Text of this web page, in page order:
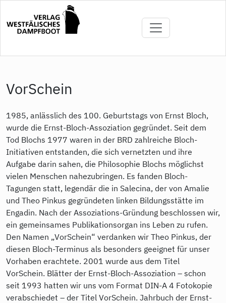
Inhalt
VorSchein
1985, anlässlich des 100. Geburtstags von Ernst Bloch,
wurde die Ernst-Bloch-Assoziation gegründet. Seit dem
Tod Blochs 1977 waren in der BRD zahlreiche Bloch-
Initiativen entstanden, die sich vernetzten und ihre
Aufgabe darin sahen, die Philosophie Blochs möglichst
vielen Menschen nahezubringen. Es fanden Bloch-
Tagungen statt, legendär die in Salecina, der von Amalie
und Theo Pinkus gegründeten linken Bildungsstätte im
Engadin. Nach der Assoziations-Gründung beschlossen wir,
ein gemeinsames Publikationsorgan ins Leben zu rufen.
Den Namen „VorSchein“ verdanken wir Theo Pinkus, der
diesen Bloch-Terminus als besonders geeignet für unser
Vorhaben erachtete. 2001 wurde aus dem Titel
VorSchein. Blätter der Ernst-Bloch-Assoziation – schon
seit 1993 hatten wir uns vom Format DIN-A 4 Fotokopie
verabschiedet – der Titel VorSchein. Jahrbuch der Ernst-